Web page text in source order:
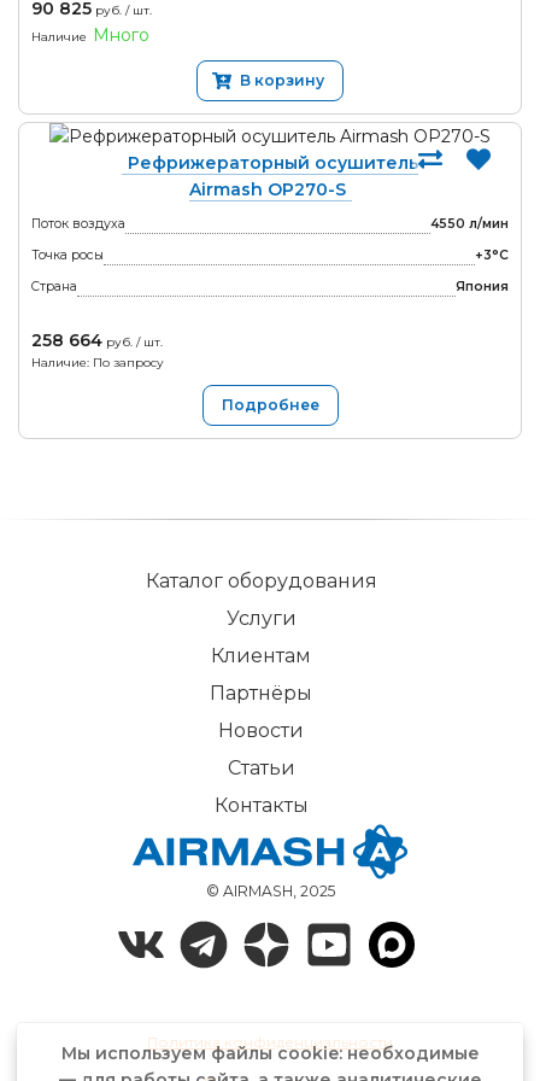
90 825 руб. / шт.
Наличие
Много
В корзину
Рефрижераторный осушитель
Airmash OP270-S
Поток воздуха
4550 л/мин
Точка росы
+3°С
Страна
Япония
258 664 руб. / шт.
Наличие: По запросу
Подробнее
© AIRMASH, 2025
Каталог оборудования
Услуги
Клиентам
Партнёры
Новости
Статьи
Контакты
Политика конфиденциальности
Мы используем файлы cookie: необходимые